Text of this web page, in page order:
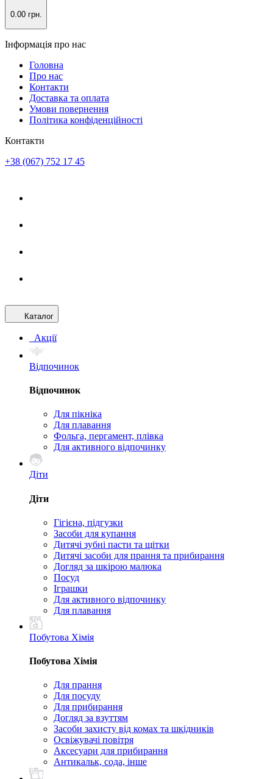
0.00 грн.
Інформація про нас
Головна
Про нас
Контакти
Доставка та оплата
Умови повернення
Політика конфіденційності
Контакти
+38 (067) 752 17 45
Каталог
Акції
Відпочинок
Відпочинок
Для пікніка
Для плавання
Фольга, пергамент, плівка
Для активного відпочинку
Діти
Діти
Гігієна, підгузки
Засоби для купання
Дитячі зубні пасти та щітки
Дитячі засоби для прання та прибирання
Догляд за шкірою малюка
Посуд
Іграшки
Для активного відпочинку
Для плавання
Побутова Хімія
Побутова Хімія
Для прання
Для посуду
Для прибирання
Догляд за взуттям
Засоби захисту від комах та шкідників
Освіжувачі повітря
Аксесуари для прибирання
Антикальк, сода, інше